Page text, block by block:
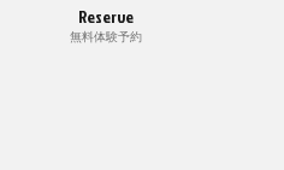
Reserve
無料体験予約